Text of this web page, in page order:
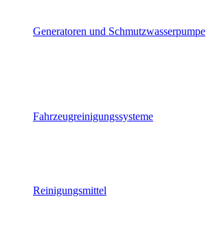
Generatoren und Schmutzwasserpumpe
Fahrzeugreinigungssysteme
Reinigungsmittel